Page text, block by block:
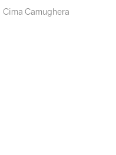
Cima Camughera